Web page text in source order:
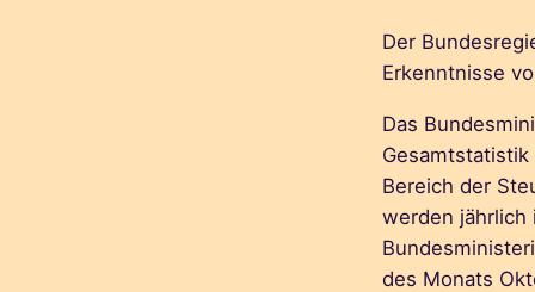
Der
Erkenntnisse
Das
Bereich der
werden jährlich
des Monats